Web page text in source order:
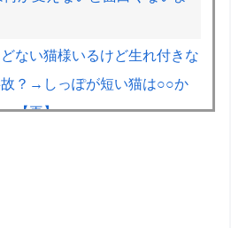
ない猫様いるけど生れ付きな
？→しっぽが短い猫は○○か
【再】